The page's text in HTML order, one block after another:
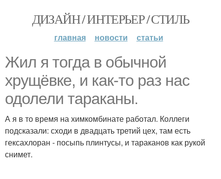
ДИЗАЙН / ИНТЕРЬЕР / СТИЛЬ
главная новости статьи
Жил я тогда в обычной
хрущёвке, и как-то раз нас
одолели тараканы.
А я в то время на химкомбинате работал. Коллеги
подсказали: сходи в двадцать третий цех, там есть
гексахлоран - посыпь плинтусы, и тараканов как рукой
снимет.